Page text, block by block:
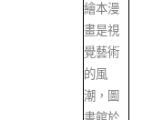
繪本漫
畫是視
覺藝術
的風
潮，圖